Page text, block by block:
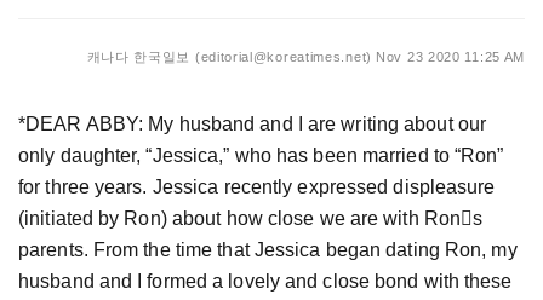
캐나다 한국일보 (editorial@koreatimes.net) Nov 23 2020 11:25 AM
*DEAR ABBY: My husband and I are writing about our
only daughter, “Jessica,” who has been married to “Ron”
for three years. Jessica recently expressed displeasure
(initiated by Ron) about how close we are with Rons
parents. From the time that Jessica began dating Ron, my
husband and I formed a lovely and close bond with these